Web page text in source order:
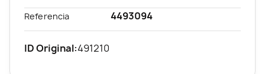
Referencia 4493094
ID Original:491210